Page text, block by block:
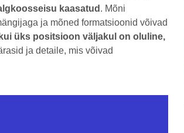
kaasatud . Mõni
ja mõned formatsioonid võivad
üks positsioon väljakul on oluline,
ja detaile, mis võivad